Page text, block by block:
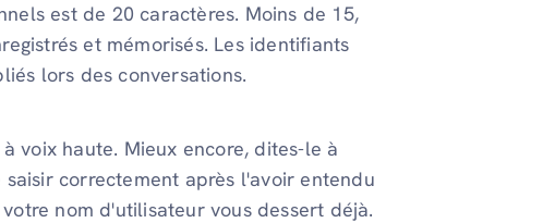
est de 20 caractères. Moins de 15,
et mémorisés. Les identifiants
lors des conversations.
voix haute. Mieux encore, dites-le à
correctement après l'avoir entendu
nom d'utilisateur vous dessert déjà.